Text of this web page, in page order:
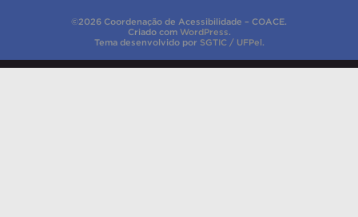
©2026 Coordenação de Acessibilidade – COACE.
Criado com WordPress.
Tema desenvolvido por SGTIC / UFPel.